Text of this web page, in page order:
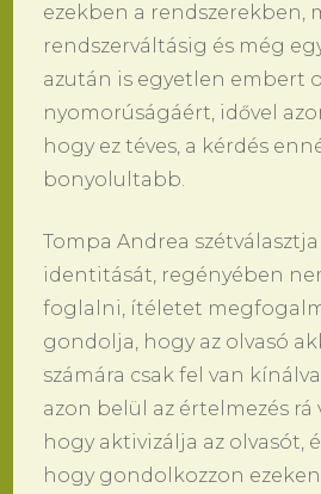
ezekben a rendszerekben,
rendszerváltásig és még
azután is egyetlen embert
nyomorúságáért, idővel
hogy ez téves, a kérdés
bonyolultabb.
Tompa Andrea
identitását, regényében
foglalni, ítéletet
gondolja, hogy az olvasó
számára csak fel van
azon belül az értelmezés rá
hogy aktivizálja az olvasót,
hogy gondolkozzon